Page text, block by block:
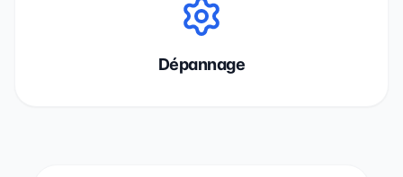
Dépannage